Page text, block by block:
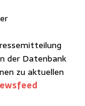
der Datenbank
zu aktuellen